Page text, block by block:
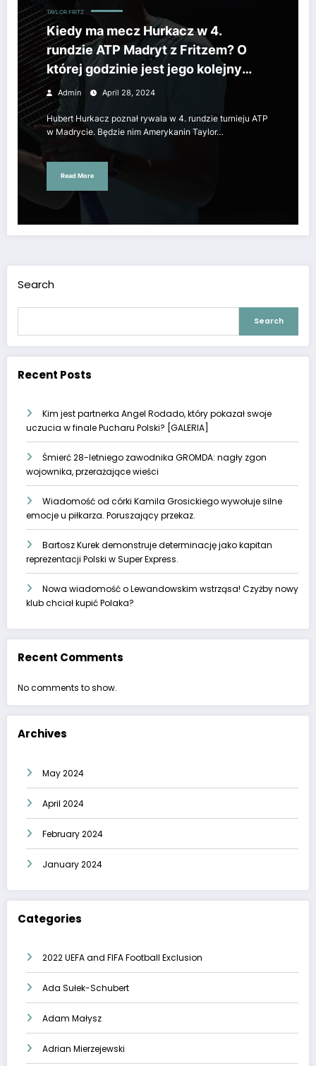
TAYLOR FRITZ
Kiedy ma mecz Hurkacz w 4.
rundzie ATP Madryt z Fritzem? O
której godzinie jest jego kolejny
mecz?
Admin April 28, 2024
Hubert Hurkacz poznał rywala w 4. rundzie turnieju ATP
w Madrycie. Będzie nim Amerykanin Taylor…
Read More
Search
Search
Recent Posts
Kim jest partnerka Angel Rodado, który pokazał swoje
uczucia w finale Pucharu Polski? [GALERIA]
Śmierć 28-letniego zawodnika GROMDA: nagły zgon
wojownika, przerażające wieści
Wiadomość od córki Kamila Grosickiego wywołuje silne
emocje u piłkarza. Poruszający przekaz.
Bartosz Kurek demonstruje determinację jako kapitan
reprezentacji Polski w Super Express.
Nowa wiadomość o Lewandowskim wstrząsa! Czyżby nowy
klub chciał kupić Polaka?
Recent Comments
No comments to show.
Archives
May 2024
April 2024
February 2024
January 2024
Categories
2022 UEFA and FIFA Football Exclusion
Ada Sułek-Schubert
Adam Małysz
Adrian Mierzejewski